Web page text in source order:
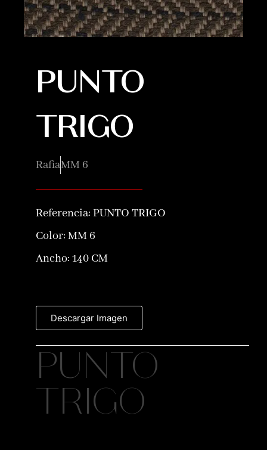
PUNTO
TRIGO
RafiaMM 6
Referencia: PUNTO TRIGO
Color: MM 6
Ancho: 140 CM
Descargar Imagen
PUNTO
TRIGO